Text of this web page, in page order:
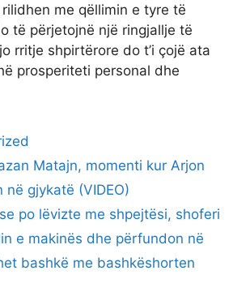
me qëllimin e tyre të
të përjetojnë një ringjallje të
rritje shpirtërore do t’i çojë ata
prosperiteti personal dhe
Matajn, momenti kur Arjon
në gjykatë (VIDEO)
po lëvizte me shpejtësi, shoferi
e makinës dhe përfundon në
bashkë me bashkëshorten